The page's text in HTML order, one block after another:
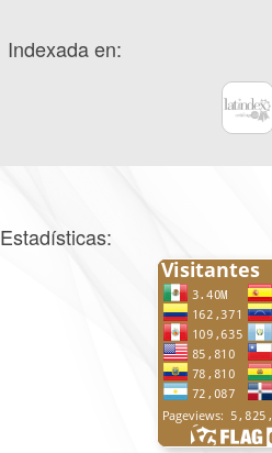
Indexada en:
Estadísticas: